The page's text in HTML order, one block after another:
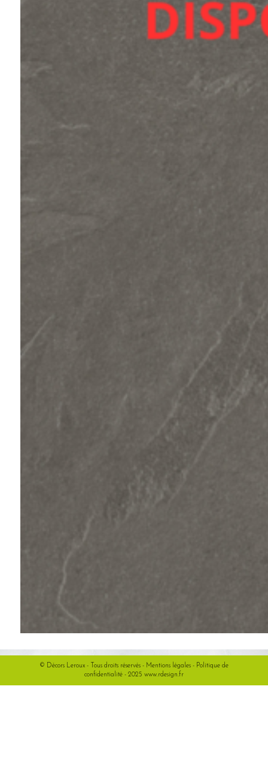
© Décors Leroux - Tous droits réservés - Mentions légales- Politique de
confidentialité- 2025 www.rdesign.fr